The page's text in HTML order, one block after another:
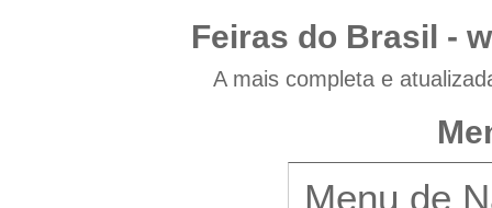
Feiras do Brasil -
A mais completa e